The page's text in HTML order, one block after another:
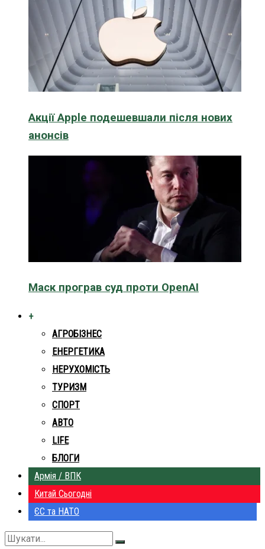
Акції Apple подешевшали після нових
анонсів
Маск програв суд проти OpenAI
+
АГРОБІЗНЕС
ЕНЕРГЕТИКА
НЕРУХОМІСТЬ
ТУРИЗМ
СПОРТ
АВТО
LIFE
БЛОГИ
Армія / ВПК
Китай Сьогодні
ЄС та НАТО